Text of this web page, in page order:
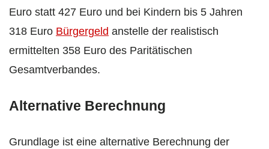
Euro statt 427 Euro und bei Kindern bis 5 Jahren
318 Euro Bürgergeld anstelle der realistisch
ermittelten 358 Euro des Paritätischen
Gesamtverbandes.
Alternative Berechnung
Grundlage ist eine alternative Berechnung der